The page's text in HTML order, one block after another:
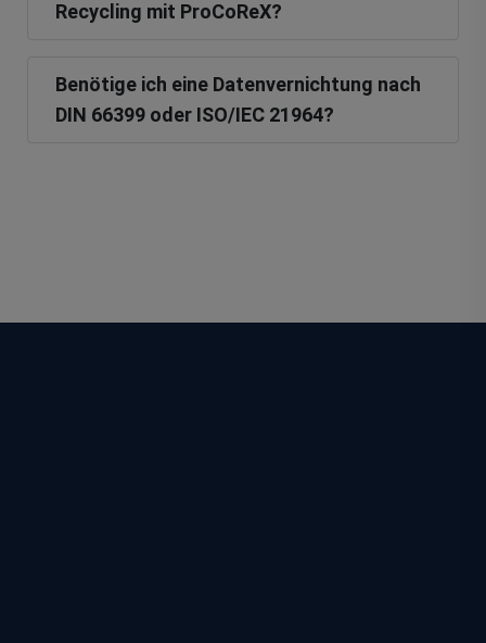
Recycling mit ProCoReX?
Benötige ich eine Datenvernichtung nach
DIN 66399 oder ISO/IEC 21964?